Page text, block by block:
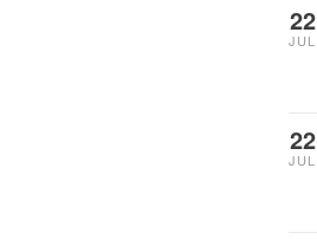
22
JUL
22
JUL